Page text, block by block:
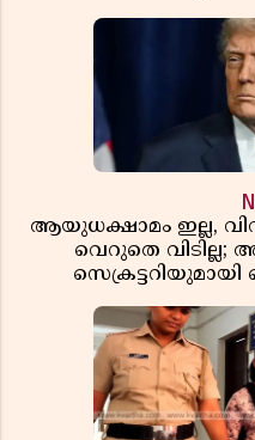
ആയുധക്ഷാമം ഇല്ല,
വെറുതെ വിടില്ല;